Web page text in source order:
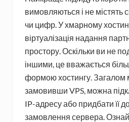
вимовляються і не містять
чи цифр. У хмарному
віртуалізація надання
простору. Оскільки ви не
іншими, це вважається
формою хостингу. Загалом
замовивши VPS, можна
IP-адресу або придбати її
замовлення сервера.